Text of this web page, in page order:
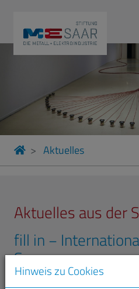
Aktuelles
Aktuelles aus der
fill in −
Saar
04.05.2023
Hinweis zu Cookies